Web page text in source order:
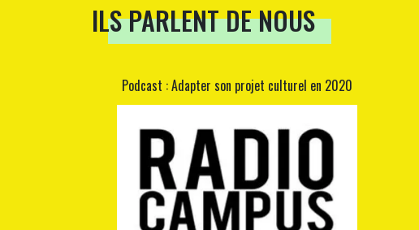
ILS PARLENT DE NOUS
Podcast : Adapter son projet culturel en 2020